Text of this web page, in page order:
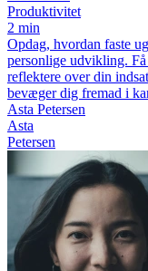
Produktivitet
2 min
Opdag, hvordan faste
personlige udvikling.
reflektere over din
bevæger dig fremad i
Asta Petersen
Asta
Petersen